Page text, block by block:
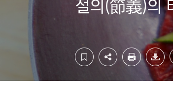
절의(節義)의